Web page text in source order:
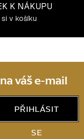
K NÁKUPU
si v košíku
váš e-mail
PŘIHLÁSIT
SE